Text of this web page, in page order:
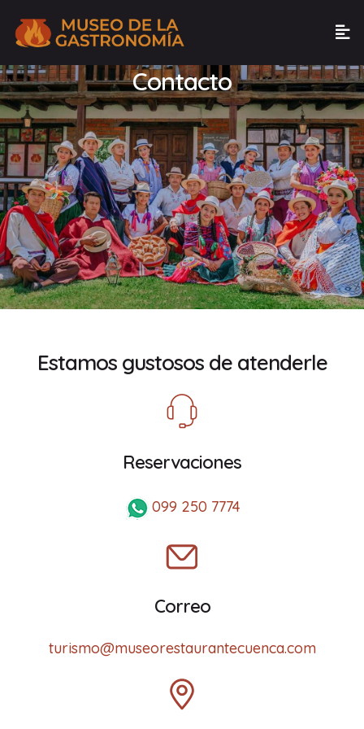
Contacto
Estamos gustosos de atenderle
Reservaciones
099 250 7774
Correo
turismo@museorestaurantecuenca.com